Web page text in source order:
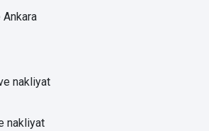
nakliyat
nakliyat